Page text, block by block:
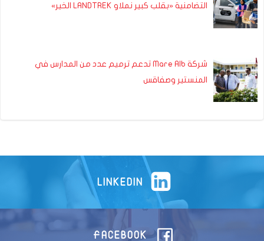
التضامنية «بقلب كبير نملاو LANDTREK الخير»
شركة Mare Alb تدعم ترميم عدد من المدارس في
المنستير وصفاقس
LINKEDIN
FACEBOOK